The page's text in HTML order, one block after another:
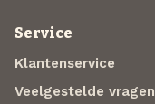
Service
Klantenservice
Veelgestelde vragen